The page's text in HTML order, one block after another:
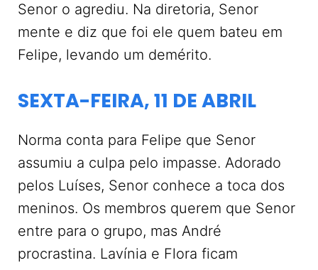
Senor o agrediu. Na diretoria, Senor
mente e diz que foi ele quem bateu em
Felipe, levando um demérito.
SEXTA-FEIRA, 11 DE ABRIL
Norma conta para Felipe que Senor
assumiu a culpa pelo impasse. Adorado
pelos Luíses, Senor conhece a toca dos
meninos. Os membros querem que Senor
entre para o grupo, mas André
procrastina. Lavínia e Flora ficam